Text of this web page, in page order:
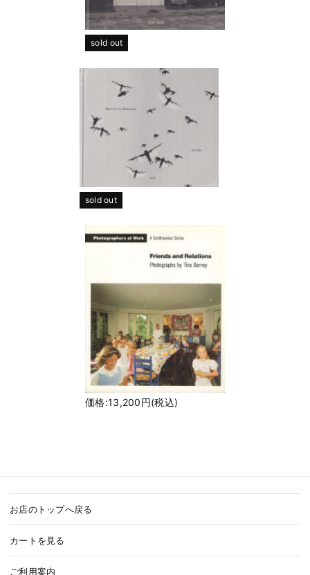
sold out
sold out
価格:13,200円(税込)
お店のトップへ戻る
カートを見る
ご利用案内